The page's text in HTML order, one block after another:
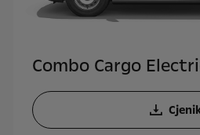
Combo Cargo